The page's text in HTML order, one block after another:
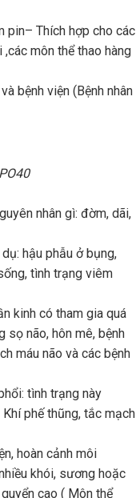
pin– Thích hợp cho các
môn thể thao hàng
bệnh viện (Bệnh nhân
nhân gì: đờm, dãi,
hậu phẫu ở bụng,
tình trạng viêm
kinh có tham gia quá
sọ não, hôn mê, bệnh
máu não và các bệnh
tình trạng này
phế thũng, tắc mạch
hoàn cảnh môi
khói, sương hoặc
cao ( Môn thể